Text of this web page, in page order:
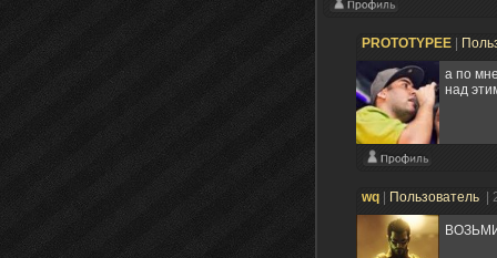
PROTOTYPEE
а по
над
wq Пользователь |